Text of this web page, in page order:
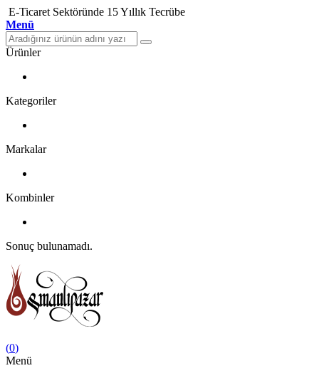
E-Ticaret Sektöründe 15 Yıllık Tecrübe
Menü
Ürünler
Kategoriler
Markalar
Kombinler
Sonuç bulunamadı.
(0)
Menü